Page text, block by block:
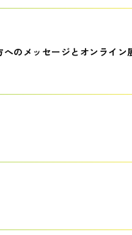
のメッセージとオンライン